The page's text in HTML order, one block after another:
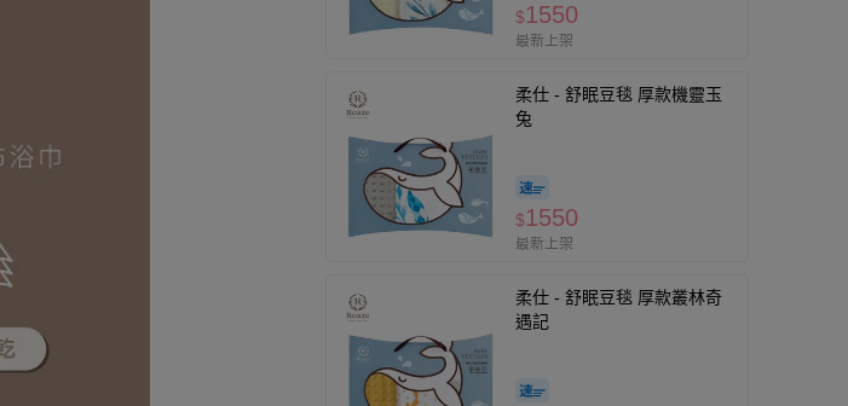
$1550
最新上架
柔仕 - 舒眠豆毯 厚款機靈玉
兔
$1550
最新上架
柔仕 - 舒眠豆毯 厚款叢林奇
遇記